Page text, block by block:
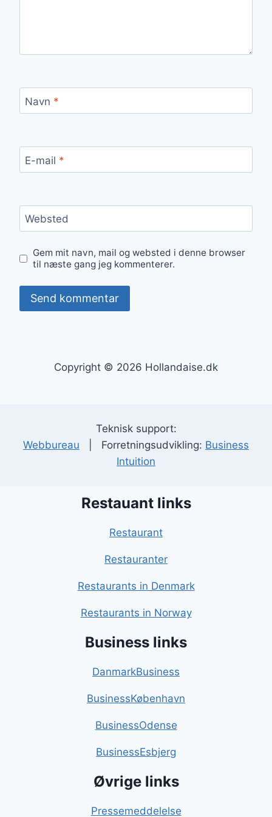
Navn *
E-mail *
Websted
Gem mit navn, mail og websted i denne browser
til næste gang jeg kommenterer.
Copyright © 2026 Hollandaise.dk
Teknisk support:
Webbureau | Forretningsudvikling: Business
Intuition
Restauant links
Restaurant
Restauranter
Restaurants in Denmark
Restaurants in Norway
Business links
DanmarkBusiness
BusinessKøbenhavn
BusinessOdense
BusinessEsbjerg
Øvrige links
Pressemeddelelse